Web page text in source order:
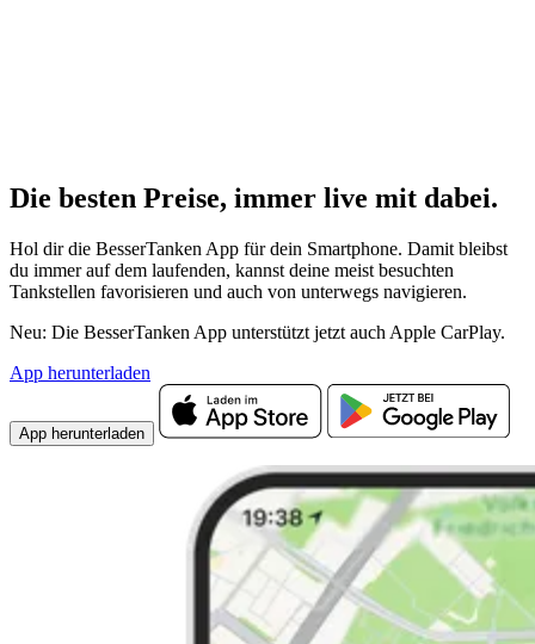
Die besten Preise, immer live mit dabei.
Hol dir die BesserTanken App für dein Smartphone. Damit bleibst
du immer auf dem laufenden, kannst deine meist besuchten
Tankstellen favorisieren und auch von unterwegs navigieren.
Neu: Die BesserTanken App unterstützt jetzt auch Apple CarPlay.
App herunterladen
App herunterladen